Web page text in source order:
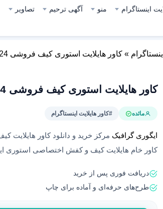
اینستاگرام منو آگهی ترحیم تصاویر
» کاور هایلایت استوری کیف فروشی 24
کاور هایلایت استوری کیف فروشی 24
مائده #کاور هایلایت اینستاگرام
ایگوری گرافیک مرکز خرید و دانلود کاور
کاور خام هایلایت کیف و کفش اختصاصی استوری
دریافت فوری پس از خرید
طرح‌های حرفه‌ای و آماده برای چاپ